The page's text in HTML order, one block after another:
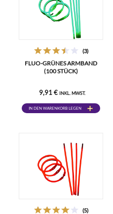
(3)
FLUO-GRÜNES ARMBAND
(100 STÜCK)
9,91 € INKL. MWST.
IN DEN WARENKORB LEGEN
(5)